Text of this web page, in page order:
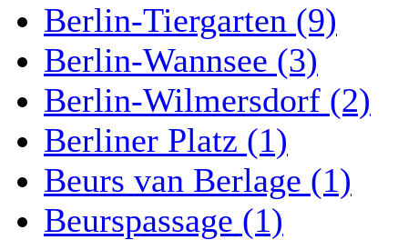
Berlin-Tiergarten (9)
Berlin-Wannsee (3)
Berlin-Wilmersdorf (2)
Berliner Platz (1)
Beurs van Berlage (1)
Beurspassage (1)